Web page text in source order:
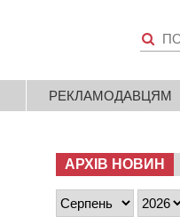
РЕКЛАМОДАВЦЯМ
АРХІВ НОВИН